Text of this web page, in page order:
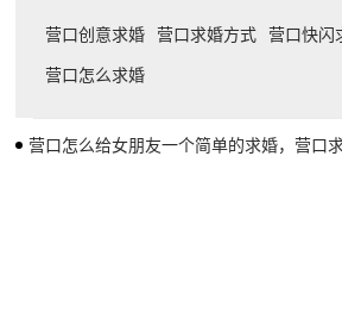
营口创意求婚 营口求婚方式 营口快闪
营口怎么求婚
营口怎么给女朋友一个简单的求婚，营口